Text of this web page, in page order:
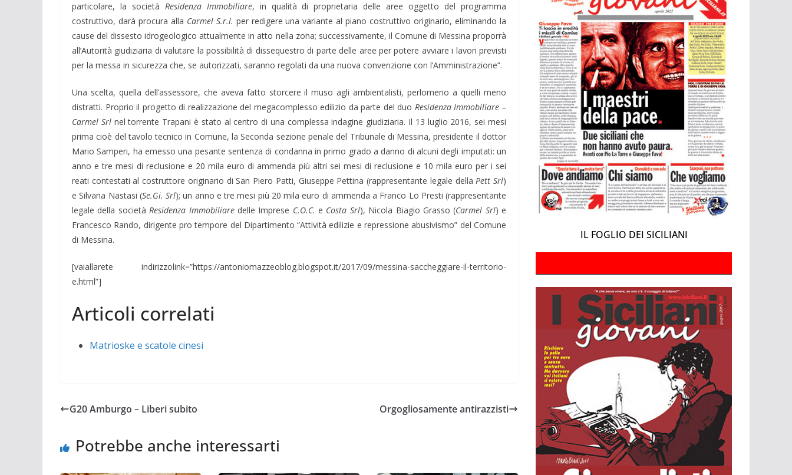
particolare, la società Residenza Immobiliare, in qualità di proprietaria delle aree oggetto del programma
costruttivo, darà procura alla Carmel S.r.l. per redigere una variante al piano costruttivo originario, eliminando la
cause del dissesto idrogeologico attualmente in atto nella zona; successivamente, il Comune di Messina proporrà
all’Autorità giudiziaria di valutare la possibilità di dissequestro di parte delle aree per potere avviare i lavori previsti
per la messa in sicurezza che, se autorizzati, saranno regolati da una nuova convenzione con l’Amministrazione”.
Una scelta, quella dell’assessore, che aveva fatto storcere il muso agli ambientalisti, perlomeno a quelli meno
distratti. Proprio il progetto di realizzazione del megacomplesso edilizio da parte del duo Residenza Immobiliare –
Carmel Srlnel torrente Trapani è stato al centro di una complessa indagine giudiziaria. Il 13 luglio 2016, sei mesi
prima cioè del tavolo tecnico in Comune, la Seconda sezione penale del Tribunale di Messina, presidente il dottor
Mario Samperi, ha emesso una pesante sentenza di condanna in primo grado a danno di alcuni degli imputati: un
anno e tre mesi di reclusione e 20 mila euro di ammenda più altri sei mesi di reclusione e 10 mila euro per i sei
reati contestati al costruttore originario di San Piero Patti, Giuseppe Pettina (rappresentante legale dellaPett Srl)
e Silvana Nastasi (Se.Gi. Srl); un anno e tre mesi più 20 mila euro di ammenda a Franco Lo Presti (rappresentante
legale della societàResidenza Immobiliaredelle Imprese C.O.C. e Costa Srl), Nicola Biagio Grasso (Carmel Srl) e
Francesco Rando, dirigente pro tempore del Dipartimento “Attività edilizie e repressione abusivismo” del Comune
di Messina.
[vaiallarete indirizzolink=”https://antoniomazzeoblog.blogspot.it/2017/09/messina-saccheggiare-il-territorio-
e.html”]
Articoli correlati
Matrioske e scatole cinesi
G20 Amburgo – Liberi subito Orgogliosamente antirazzisti
Potrebbe anche interessarti
IL FOGLIO DEI SICILIANI